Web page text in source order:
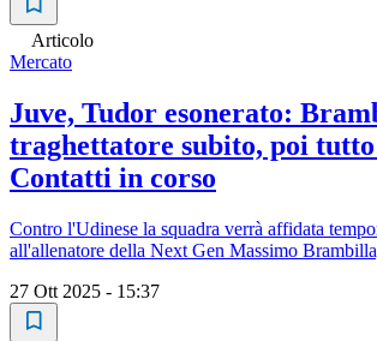
Articolo
Mercato
Juve, Tudor esonerato:
traghettatore subito, poi
Contatti in corso
Contro l'Udinese la squadra verrà affidata
all'allenatore della Next Gen Massimo
27 Ott 2025 - 15:37